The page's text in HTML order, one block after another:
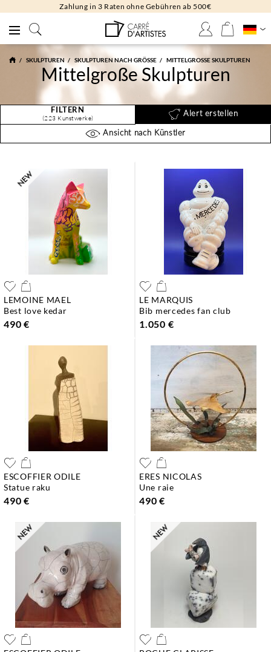
Kostenlose Rücksendungen 30 Tage
SKULPTUREN SKULPTUREN NACH GRÖSSE MITTELGROSSE SKULPTUREN
Mittelgroße Skulpturen
FILTERN
(223 Kunstwerke)
Alert erstellen
Ansicht nach Künstler
LEMOINE MAEL
best love kedar
490 €
LE MARQUIS
bib mercedes fan club
1.050 €
ESCOFFIER ODILE
statue raku
490 €
ERES NICOLAS
une raie
490 €